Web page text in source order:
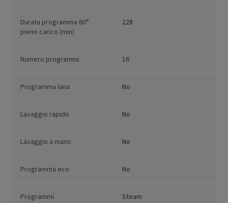
Durata programma 60°
pieno carico (min)
228
Numero programmi 16
Programma lana No
Lavaggio rapido No
Lavaggio a mano No
Programma eco No
Programmi Steam